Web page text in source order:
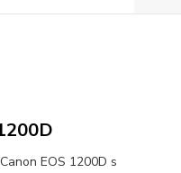
EOS 1200D s